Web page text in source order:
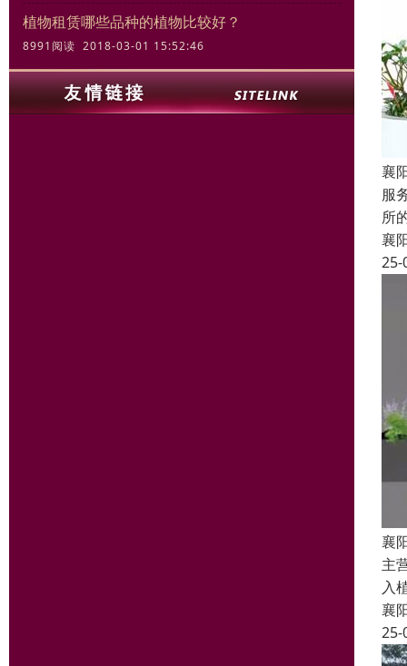
植物租赁哪些品种的植物比较好？
8991阅读 2018-03-01 15:52:46
襄
服
所
襄
25-
襄
主
入
襄
25-